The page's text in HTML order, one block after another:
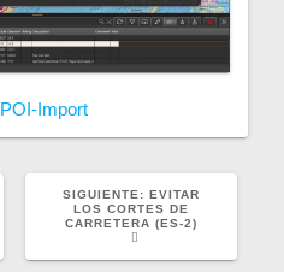
POI-Import
SIGUIENTE: SIGUIENTE
POST:
EVITAR
LOS CORTES DE
CARRETERA (ES-2)